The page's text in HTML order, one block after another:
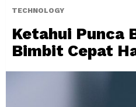
TECHNOLOGY
Ketahui Punca
Bimbit Cepat